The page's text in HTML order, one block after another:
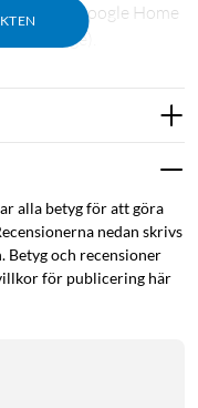
Bridge), Google Home
Bridge).
utanför hemmet,
upp till 50 lampor
alla betyg för att göra
nedan skrivs
Betyg och recensioner
för publicering här